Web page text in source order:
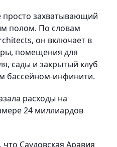
просто захватывающий
полом. По словам
он включает в
помещения для
сады и закрытый клуб
бассейном-инфинити.
расходы на
24 миллиардов
Саудовская Аравия